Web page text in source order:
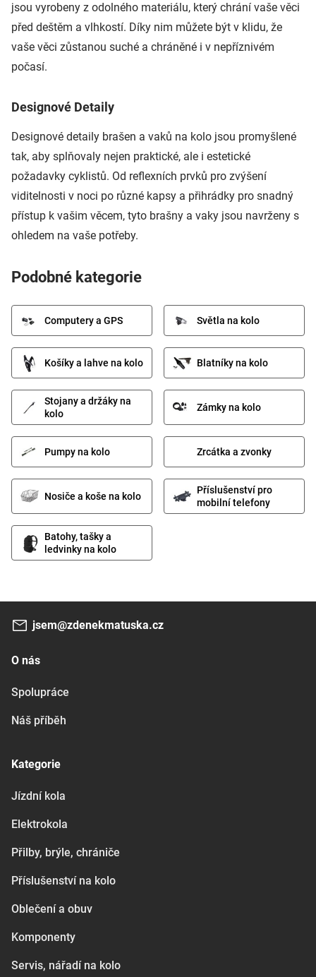
jsou vyrobeny z odolného materiálu, který chrání vaše věci
před deštěm a vlhkostí. Díky nim můžete být v klidu, že
vaše věci zůstanou suché a chráněné i v nepříznivém
počasí.
Designové Detaily
Designové detaily brašen a vaků na kolo jsou promyšlené
tak, aby splňovaly nejen praktické, ale i estetické
požadavky cyklistů. Od reflexních prvků pro zvýšení
viditelnosti v noci po různé kapsy a přihrádky pro snadný
přístup k vašim věcem, tyto brašny a vaky jsou navrženy s
ohledem na vaše potřeby.
Podobné kategorie
Computery a GPS Světla na kolo
Košíky a lahve na kolo Blatníky na kolo
Stojany a držáky na
kolo
Zámky na kolo
Pumpy na kolo Zrcátka a zvonky
Nosiče a koše na kolo
Příslušenství pro
mobilní telefony
Batohy, tašky a
ledvinky na kolo
jsem@zdenekmatuska.cz
O nás
Spolupráce
Náš příběh
Kategorie
Jízdní kola
Elektrokola
Přilby, brýle, chrániče
Příslušenství na kolo
Oblečení a obuv
Komponenty
Servis, nářadí na kolo